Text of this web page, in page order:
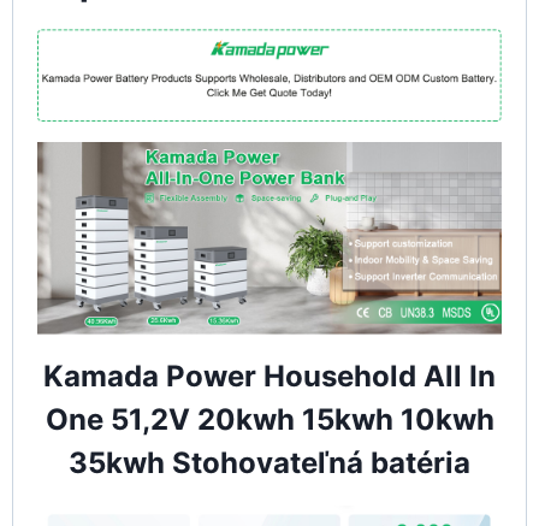
Kamada Power Household All In
One 51,2V 20kwh 15kwh 10kwh
35kwh Stohovateľná batéria